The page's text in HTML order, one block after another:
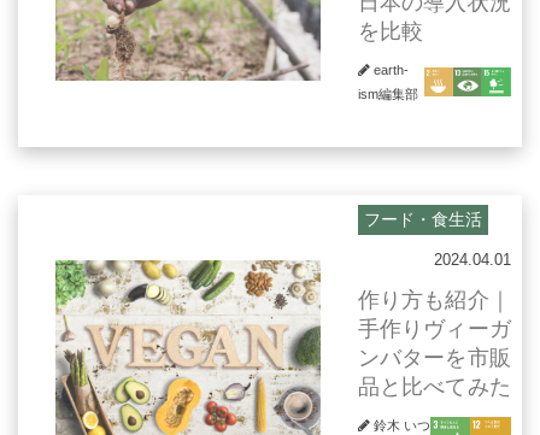
を比較
earth-
ism編集部
フード・食生活
2024.04.01
作り方も紹介｜
手作りヴィーガ
ンバターを市販
品と比べてみた
鈴木 いつ